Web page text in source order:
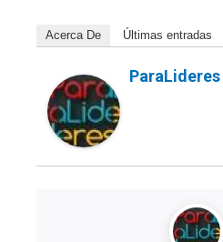
Acerca De Últimas entradas
ParaLideres